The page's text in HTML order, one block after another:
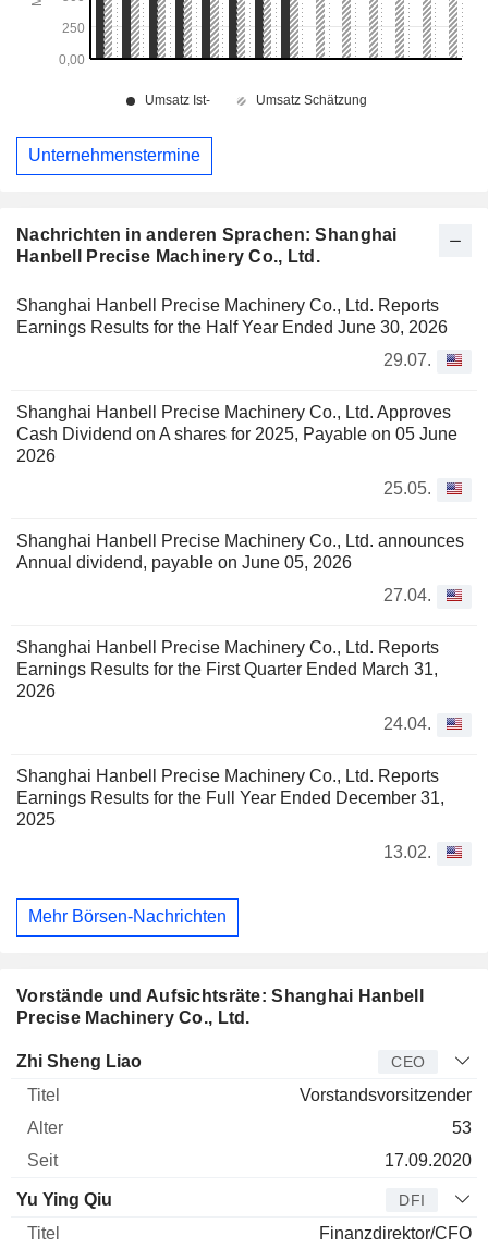
Nachrichten in anderen Sprachen: Shanghai
Hanbell Precise Machinery Co., Ltd.
Shanghai Hanbell Precise Machinery Co., Ltd. Reports
Earnings Results for the Half Year Ended June 30, 2026
29.07.
Shanghai Hanbell Precise Machinery Co., Ltd. Approves
Cash Dividend on A shares for 2025, Payable on 05 June
2026
25.05.
Shanghai Hanbell Precise Machinery Co., Ltd. announces
Annual dividend, payable on June 05, 2026
27.04.
Shanghai Hanbell Precise Machinery Co., Ltd. Reports
Earnings Results for the First Quarter Ended March 31,
2026
24.04.
Shanghai Hanbell Precise Machinery Co., Ltd. Reports
Earnings Results for the Full Year Ended December 31,
2025
13.02.
Mehr Börsen-Nachrichten
Vorstände und Aufsichtsräte: Shanghai Hanbell
Precise Machinery Co., Ltd.
Manager Titel Alter
Zhi Sheng Liao CEO
Vorstandsvorsitzender
53
17.09.2020
Yu Ying Qiu DFI
Finanzdirektor/CFO
Unternehmenstermine